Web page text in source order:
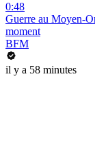
0:48
Guerre au Moyen-
moment
BFM
il y a 58 minutes